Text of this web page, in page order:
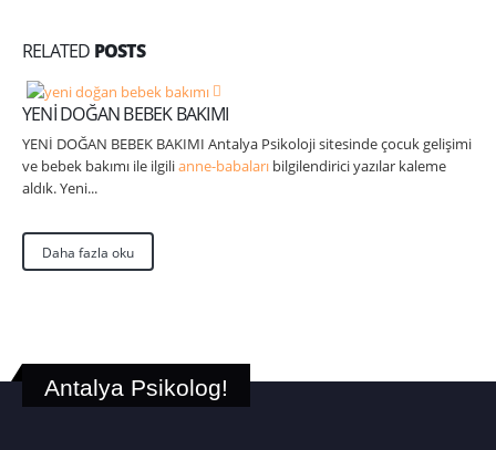
RELATED POSTS
YENİ DOĞAN BEBEK BAKIMI
YENİ DOĞAN BEBEK BAKIMI Antalya Psikoloji sitesinde çocuk gelişimi
ve bebek bakımı ile ilgilianne-babaları bilgilendirici yazılar kaleme
aldık. Yeni...
Daha fazla oku
Antalya Psikolog!